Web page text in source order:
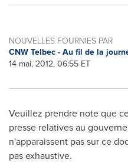
NOUVELLES FOURNIES PAR
CNW Telbec - Au fil de la
14 mai, 2012, 06:55 ET
Veuillez prendre note que
presse relatives au
n'apparaissent pas sur ce
pas exhaustive.